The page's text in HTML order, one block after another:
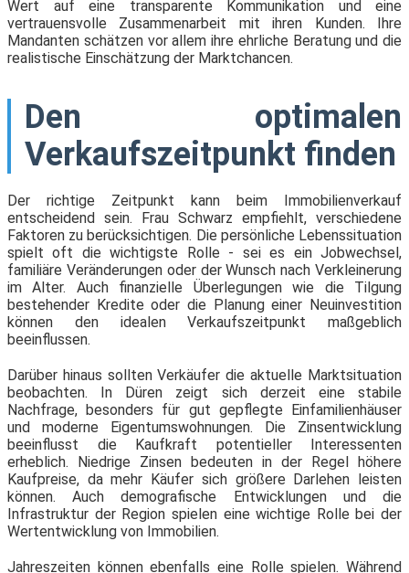
Wert auf eine transparente Kommunikation und eine
vertrauensvolle Zusammenarbeit mit ihren Kunden. Ihre
Mandanten schätzen vor allem ihre ehrliche Beratung und die
realistische Einschätzung der Marktchancen.
Den optimalen
Verkaufszeitpunkt finden
Der richtige Zeitpunkt kann beim Immobilienverkauf
entscheidend sein. Frau Schwarz empfiehlt, verschiedene
Faktoren zu berücksichtigen. Die persönliche Lebenssituation
spielt oft die wichtigste Rolle - sei es ein Jobwechsel,
familiäre Veränderungen oder der Wunsch nach Verkleinerung
im Alter. Auch finanzielle Überlegungen wie die Tilgung
bestehender Kredite oder die Planung einer Neuinvestition
können den idealen Verkaufszeitpunkt maßgeblich
beeinflussen.
Darüber hinaus sollten Verkäufer die aktuelle Marktsituation
beobachten. In Düren zeigt sich derzeit eine stabile
Nachfrage, besonders für gut gepflegte Einfamilienhäuser
und moderne Eigentumswohnungen. Die Zinsentwicklung
beeinflusst die Kaufkraft potentieller Interessenten
erheblich. Niedrige Zinsen bedeuten in der Regel höhere
Kaufpreise, da mehr Käufer sich größere Darlehen leisten
können. Auch demografische Entwicklungen und die
Infrastruktur der Region spielen eine wichtige Rolle bei der
Wertentwicklung von Immobilien.
Jahreszeiten können ebenfalls eine Rolle spielen. Während